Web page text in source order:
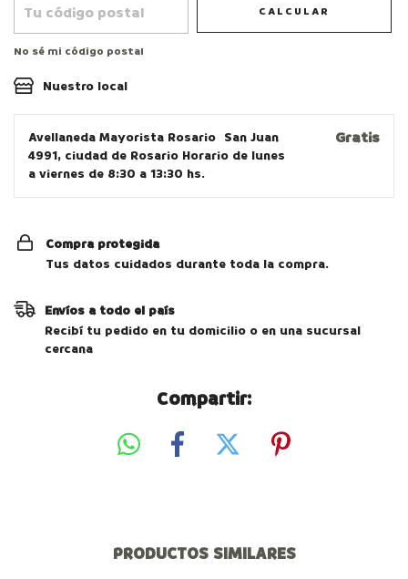
CALCULAR
No sé mi código postal
Nuestro local
Avellaneda Mayorista Rosario San Juan
4991, ciudad de Rosario Horario de lunes
a viernes de 8:30 a 13:30 hs.
Gratis
Compra protegida
Tus datos cuidados durante toda la compra.
Envíos a todo el país
Recibí tu pedido en tu domicilio o en una sucursal
cercana
Compartir:
PRODUCTOS SIMILARES